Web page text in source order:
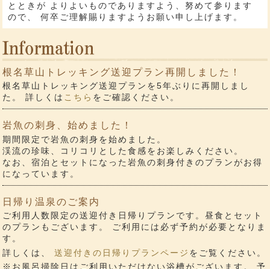
とときが よりよいものでありますよう、努めて参ります
ので、 何卒ご理解賜りますようお願い申し上げます。
根名草山トレッキング送迎プラン再開しました！
根名草山トレッキング送迎プランを5年ぶりに再開しまし
た。 詳しくは こちら をご確認ください。
岩魚の刺身、始めました！
期間限定で岩魚の刺身を始めました。
渓流の珍味、コリコリとした食感をお楽しみください。
なお、宿泊とセットになった岩魚の刺身付きのプランがお得
になっています。
日帰り温泉のご案内
ご利用人数限定の送迎付き日帰りプランです。昼食とセット
のプランもございます。 ご利用には必ず予約が必要となりま
す。
詳しくは、送迎付きの日帰りプランページ をご覧ください。
※お風呂掃除日はご利用いただけない浴槽がございます。 予